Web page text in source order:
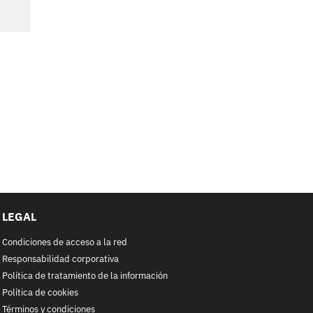
LEGAL
Condiciones de acceso a la red
Responsabilidad corporativa
Política de tratamiento de la información
Política de cookies
Términos y condiciones